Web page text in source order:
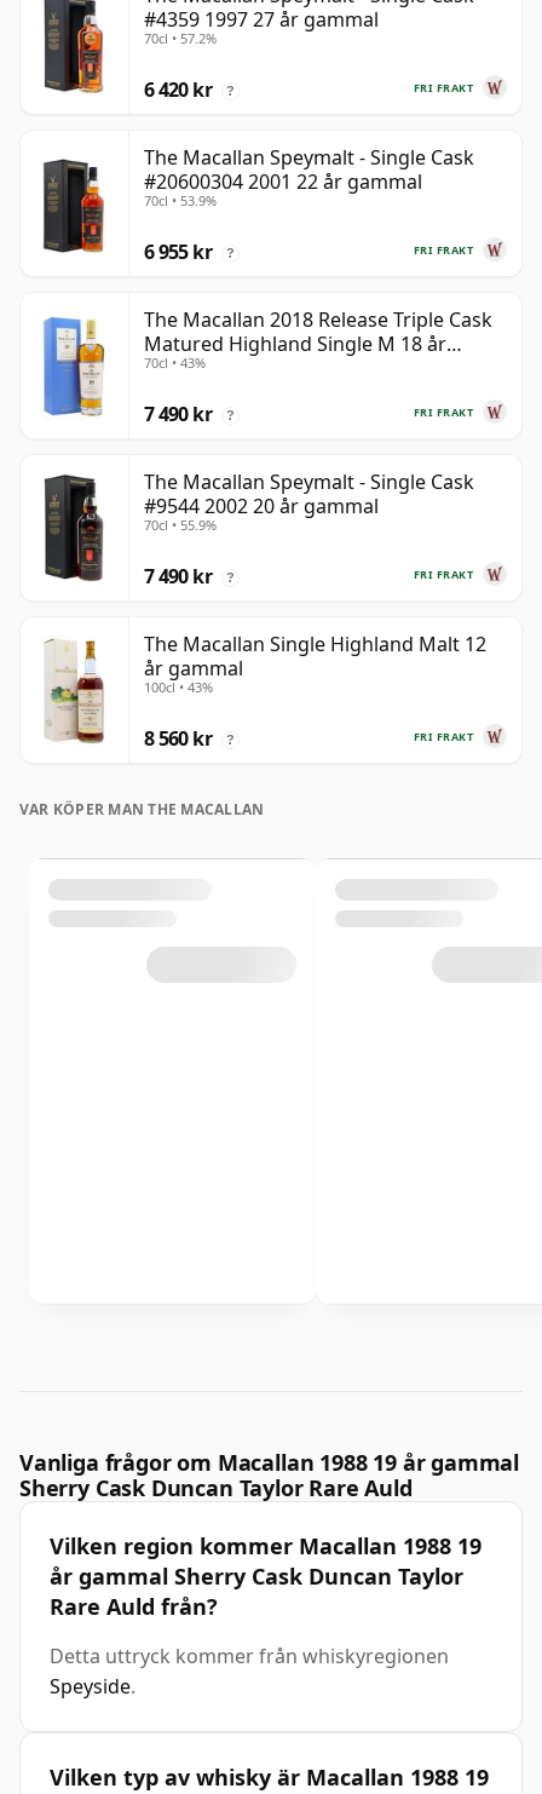
#4359 1997 27 år gammal
70cl • 57.2%
FRI FRAKT
6 420 kr ?
The Macallan Speymalt - Single Cask
#20600304 2001 22 år gammal
70cl • 53.9%
FRI FRAKT
6 955 kr ?
The Macallan 2018 Release Triple Cask
Matured Highland Single M 18 år
gammal
70cl • 43%
FRI FRAKT
7 490 kr ?
The Macallan Speymalt - Single Cask
#9544 2002 20 år gammal
70cl • 55.9%
FRI FRAKT
7 490 kr ?
The Macallan Single Highland Malt 12
år gammal
100cl • 43%
FRI FRAKT
8 560 kr ?
VAR KÖPER MAN THE MACALLAN
Vanliga frågor om Macallan 1988 19 år gammal
Sherry Cask Duncan Taylor Rare Auld
Vilken region kommer Macallan 1988 19
år gammal Sherry Cask Duncan Taylor
Rare Auld från?
Detta uttryck kommer från whiskyregionen
Speyside.
Vilken typ av whisky är Macallan 1988 19